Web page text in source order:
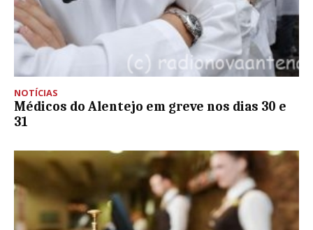
NOTÍCIAS
Médicos do Alentejo em greve nos dias 30 e
31